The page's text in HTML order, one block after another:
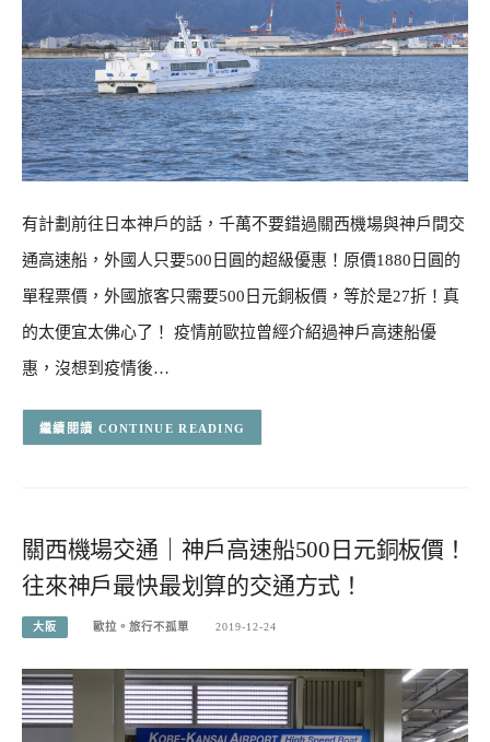
有計劃前往日本神戶的話，千萬不要錯過關西機場與神戶間交
通高速船，外國人只要500日圓的超級優惠！原價1880日圓的
單程票價，外國旅客只需要500日元銅板價，等於是27折！真
的太便宜太佛心了！ 疫情前歐拉曾經介紹過神戶高速船優
惠，沒想到疫情後…
CONTINUE READING
關西機場交通｜神戶高速船500日元銅板價！
往來神戶最快最划算的交通方式！
大阪 歐拉。旅行不孤單 2019-12-24